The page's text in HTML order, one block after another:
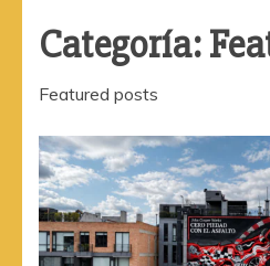
Categoría:
Featured posts